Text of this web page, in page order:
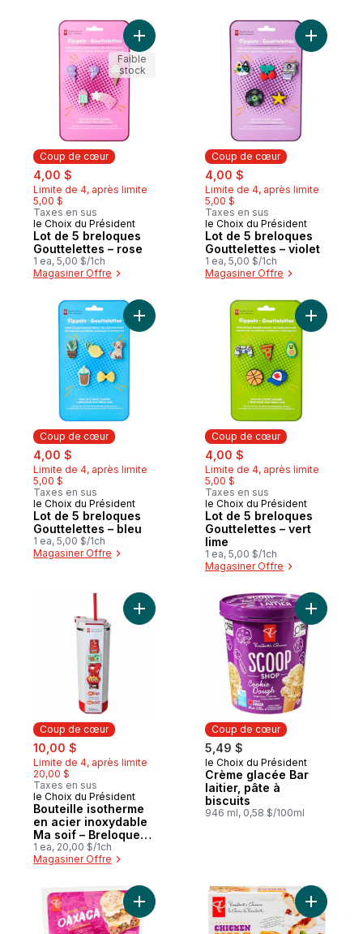
Coup de cœur
sale:
4,00 $
Limite de 4, après limite
5,00 $
Taxes en sus
Coup de cœur
le Choix du Président
Lot de 5 breloques
Gouttelettes – rose
1 ea, 5,00 $/1ch
Magasiner Offre
Ajouter Lot de 5 breloques Gouttelettes –
Faible
stock
Coup de cœur
sale:
4,00 $
Limite de 4, après limite
5,00 $
Taxes en sus
Coup de cœur
le Choix du Président
Lot de 5 breloques
Gouttelettes – violet
1 ea, 5,00 $/1ch
Magasiner Offre
Ajouter
Coup de cœur
sale:
4,00 $
Limite de 4, après limite
5,00 $
Taxes en sus
Coup de cœur
le Choix du Président
Lot de 5 breloques
Gouttelettes – bleu
1 ea, 5,00 $/1ch
Magasiner Offre
Ajouter Lot de 5 breloques Gouttelettes –
Coup de cœur
sale:
4,00 $
Limite de 4, après limite
5,00 $
Taxes en sus
Coup de cœur
le Choix du Président
Lot de 5 breloques
Gouttelettes – vert
lime
1 ea, 5,00 $/1ch
Magasiner Offre
Ajouter
Coup de cœur
sale:
10,00 $
Limite de 4, après limite
20,00 $
Taxes en sus
Coup de cœur
le Choix du Président
Bouteille isotherme
en acier inoxydable
Ma soif – Breloques
du Canada
1 ea, 20,00 $/1ch
Magasiner Offre
Ajouter Bouteille isotherme en acier
Coup de cœur
5,49 $
Coup de cœur
le Choix du Président
Crème glacée Bar
laitier, pâte à
biscuits
946 ml, 0,58 $/100ml
Ajouter
Ajouter Oaxaca de style mexicain au
Ajouter